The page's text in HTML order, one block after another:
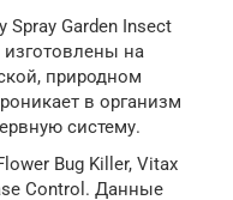
Spray Garden Insect
на
природном
в организм
систему.
Bug Killer, Vitax
Control. Данные